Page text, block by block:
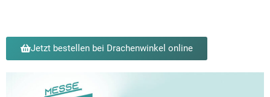
Jetzt bestellen bei Drachenwinkel online